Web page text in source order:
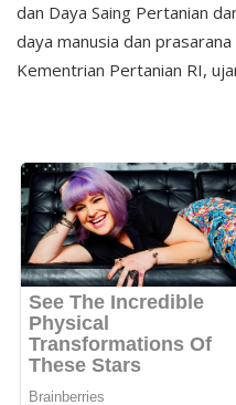
dan Daya Saing Pertanian
daya manusia dan
Kementrian Pertanian RI,